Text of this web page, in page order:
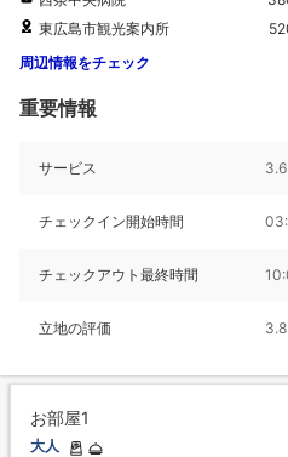
東広島市観光案内所
周辺情報をチェック
重要情報
サービス 3.6
チェックイン開始時間
チェックアウト最終時間
立地の評価 3.8
お部屋1
大人